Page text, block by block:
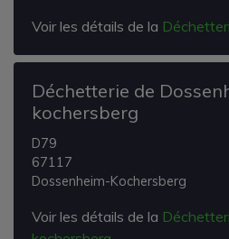
Voir les détails de la
Déchetterie de
kochersberg
D79
67117
Dossenheim-Kochersberg
Voir les détails de la